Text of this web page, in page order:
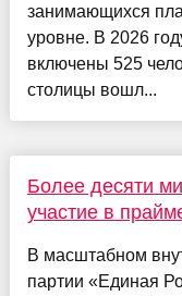
занимающихся
уровне. В 2026
включены 525
столицы вошл...
Более десяти
участие в
В масштабном
партии «Единая